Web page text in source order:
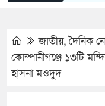
জাতীয়,দৈনিক
কোম্পানীগঞ্জে ১৩টি
হাসনা মওদুদ